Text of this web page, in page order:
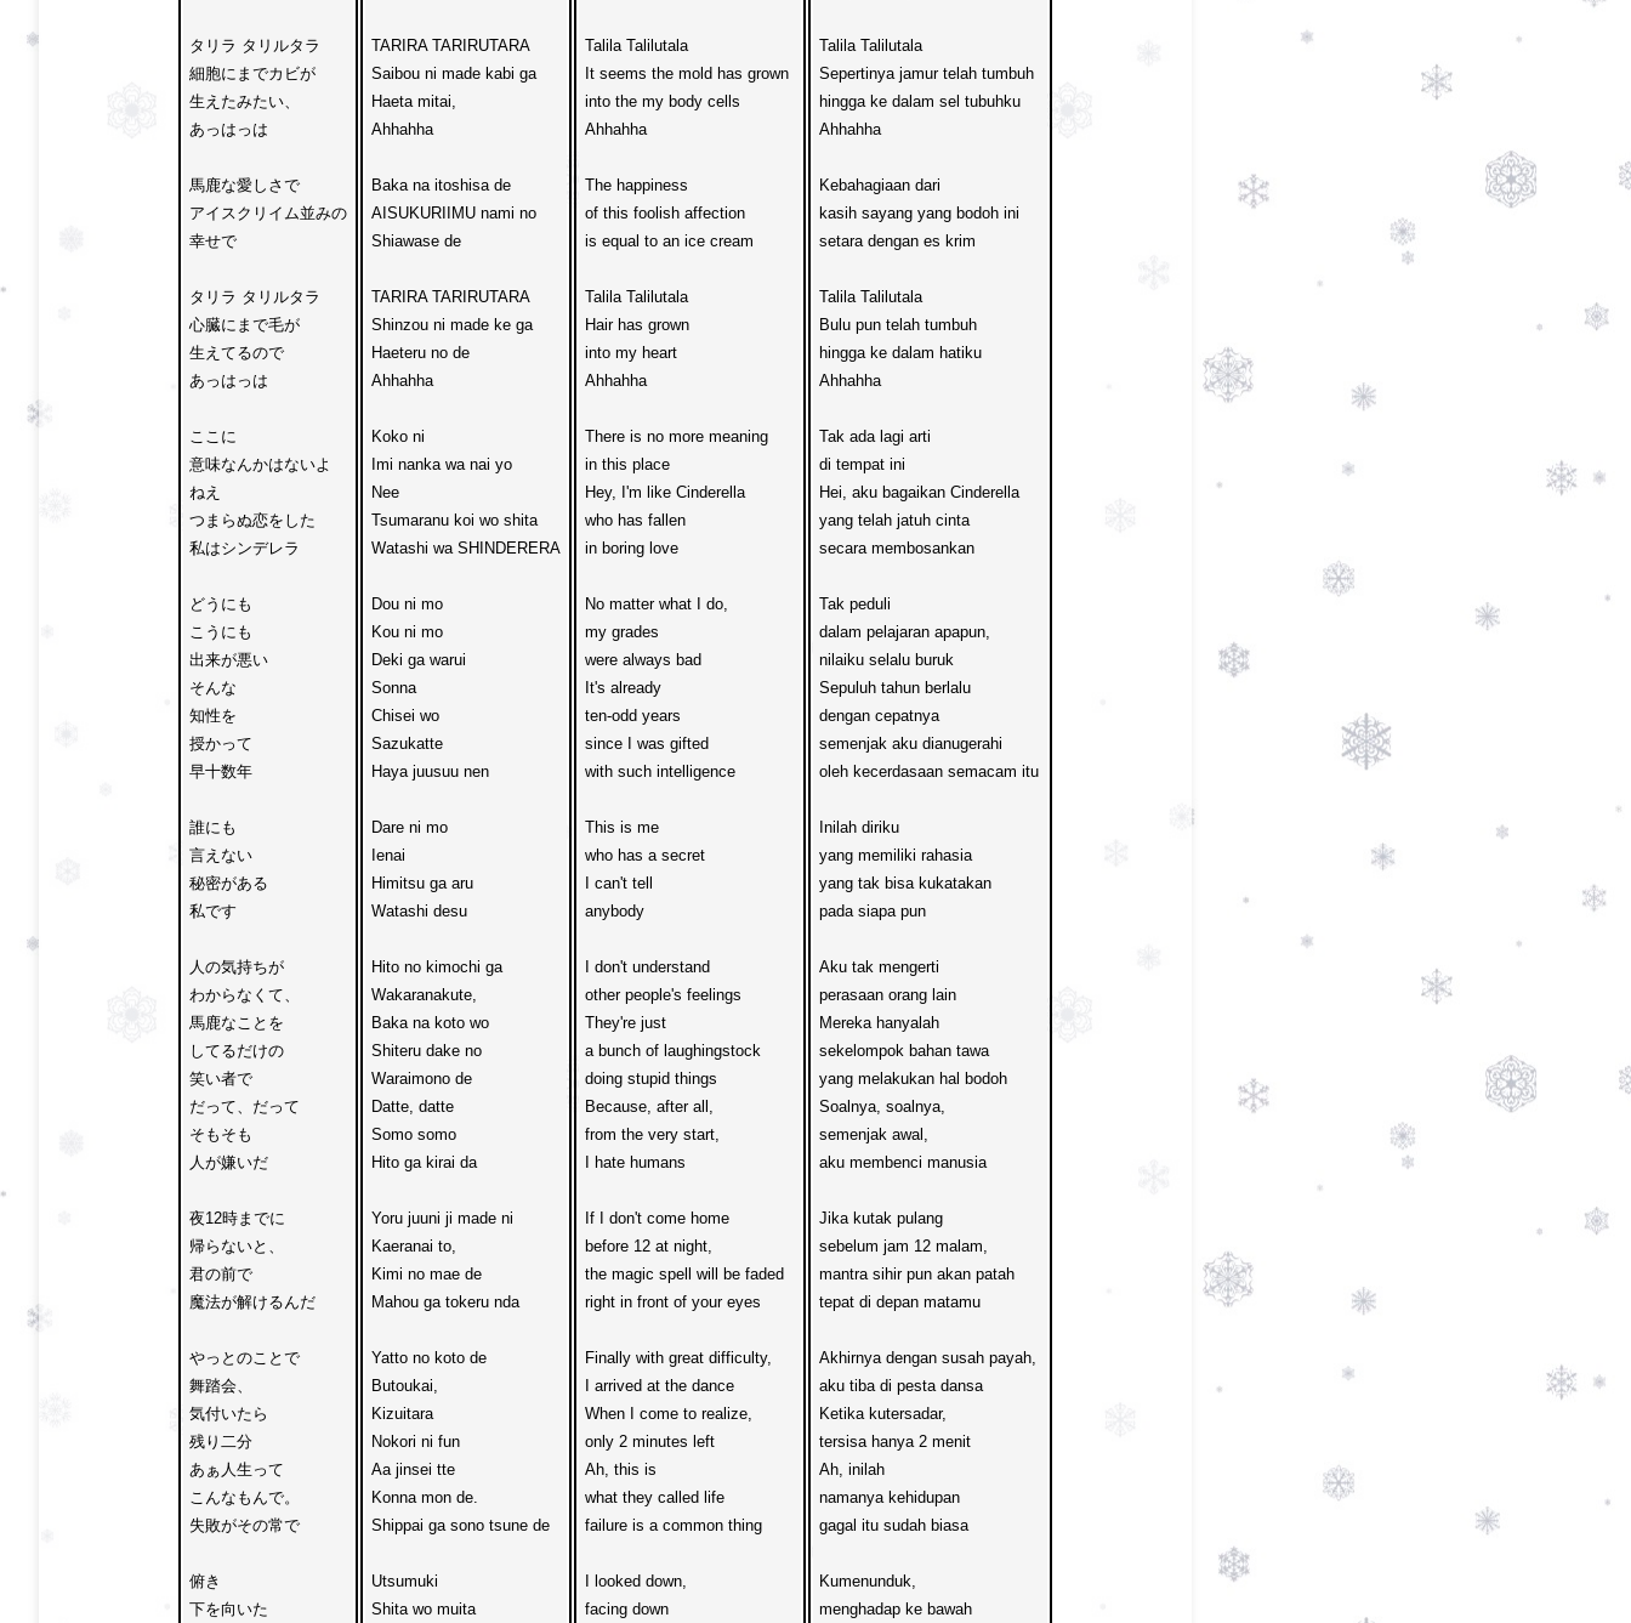
タリラ タリルタラ
細胞にまでカビが
生えたみたい、
あっはっは
馬鹿な愛しさで
アイスクリイム並みの
幸せで
タリラ タリルタラ
心臓にまで毛が
生えてるので
あっはっは
ここに
意味なんかはないよ
ねえ
つまらぬ恋をした
私はシンデレラ
どうにも
こうにも
出来が悪い
そんな
知性を
授かって
早十数年
誰にも
言えない
秘密がある
私です
人の気持ちが
わからなくて、
馬鹿なことを
してるだけの
笑い者で
だって、だって
そもそも
人が嫌いだ
夜12時までに
帰らないと、
君の前で
魔法が解けるんだ
やっとのことで
舞踏会、
気付いたら
残り二分
あぁ人生って
こんなもんで。
失敗がその常で
俯き
下を向いた
TARIRA TARIRUTARA
Saibou ni made kabi ga
Haeta mitai,
Ahhahha
Baka na itoshisa de
AISUKURIIMU nami no
Shiawase de
TARIRA TARIRUTARA
Shinzou ni made ke ga
Haeteru no de
Ahhahha
Koko ni
Imi nanka wa nai yo
Nee
Tsumaranu koi wo shita
Watashi wa SHINDERERA
Dou ni mo
Kou ni mo
Deki ga warui
Sonna
Chisei wo
Sazukatte
Haya juusuu nen
Dare ni mo
Ienai
Himitsu ga aru
Watashi desu
Hito no kimochi ga
Wakaranakute,
Baka na koto wo
Shiteru dake no
Waraimono de
Datte, datte
Somo somo
Hito ga kirai da
Yoru juuni ji made ni
Kaeranai to,
Kimi no mae de
Mahou ga tokeru nda
Yatto no koto de
Butoukai,
Kizuitara
Nokori ni fun
Aa jinsei tte
Konna mon de.
Shippai ga sono tsune de
Utsumuki
Shita wo muita
Talila Talilutala
It seems the mold has grown
into the my body cells
Ahhahha
The happiness
of this foolish affection
is equal to an ice cream
Talila Talilutala
Hair has grown
into my heart
Ahhahha
There is no more meaning
in this place
Hey, I'm like Cinderella
who has fallen
in boring love
No matter what I do,
my grades
were always bad
It's already
ten-odd years
since I was gifted
with such intelligence
This is me
who has a secret
I can't tell
anybody
I don't understand
other people's feelings
They're just
a bunch of laughingstock
doing stupid things
Because, after all,
from the very start,
I hate humans
If I don't come home
before 12 at night,
the magic spell will be faded
right in front of your eyes
Finally with great difficulty,
I arrived at the dance
When I come to realize,
only 2 minutes left
Ah, this is
what they called life
failure is a common thing
I looked down,
facing down
Talila Talilutala
Sepertinya jamur telah tumbuh
hingga ke dalam sel tubuhku
Ahhahha
Kebahagiaan dari
kasih sayang yang bodoh ini
setara dengan es krim
Talila Talilutala
Bulu pun telah tumbuh
hingga ke dalam hatiku
Ahhahha
Tak ada lagi arti
di tempat ini
Hei, aku bagaikan Cinderella
yang telah jatuh cinta
secara membosankan
Tak peduli
dalam pelajaran apapun,
nilaiku selalu buruk
Sepuluh tahun berlalu
dengan cepatnya
semenjak aku dianugerahi
oleh kecerdasaan semacam itu
Inilah diriku
yang memiliki rahasia
yang tak bisa kukatakan
pada siapa pun
Aku tak mengerti
perasaan orang lain
Mereka hanyalah
sekelompok bahan tawa
yang melakukan hal bodoh
Soalnya, soalnya,
semenjak awal,
aku membenci manusia
Jika kutak pulang
sebelum jam 12 malam,
mantra sihir pun akan patah
tepat di depan matamu
Akhirnya dengan susah payah,
aku tiba di pesta dansa
Ketika kutersadar,
tersisa hanya 2 menit
Ah, inilah
namanya kehidupan
gagal itu sudah biasa
Kumenunduk,
menghadap ke bawah